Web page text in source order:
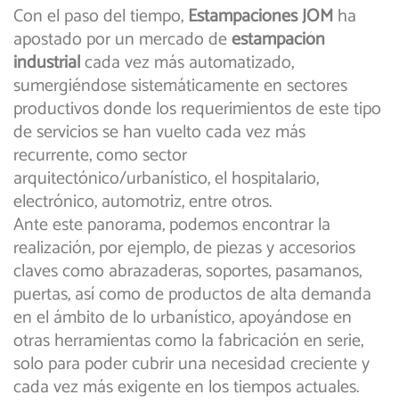
Con el paso del tiempo, Estampaciones JOMha
apostado por un mercado deestampación
industrialcada vez más automatizado,
sumergiéndose sistemáticamente en sectores
productivos donde los requerimientos de este tipo
de servicios se han vuelto cada vez más
recurrente, como sector
arquitectónico/urbanístico, el hospitalario,
electrónico, automotriz, entre otros.
Ante este panorama, podemos encontrar la
realización, por ejemplo, de piezas y accesorios
claves como abrazaderas, soportes, pasamanos,
puertas, así como de productos de alta demanda
en el ámbito de lo urbanístico, apoyándose en
otras herramientas como la fabricación en serie,
solo para poder cubrir una necesidad creciente y
cada vez más exigente en los tiempos actuales.